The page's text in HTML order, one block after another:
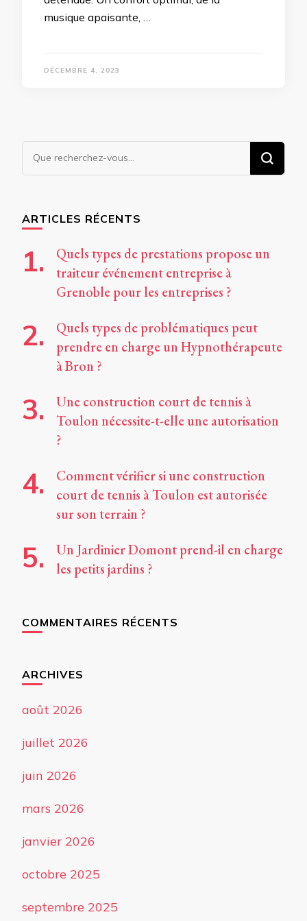
musique apaisante, …
DÉCEMBRE 4, 2023
Vous
recherchiez
ARTICLES RÉCENTS
Quels types de prestations propose un
traiteur événement entreprise à
Grenoble pour les entreprises ?
Quels types de problématiques peut
prendre en charge un Hypnothérapeute
à Bron ?
Une construction court de tennis à
Toulon nécessite-t-elle une autorisation
?
Comment vérifier si une construction
court de tennis à Toulon est autorisée
sur son terrain ?
Un Jardinier Domont prend-il en charge
les petits jardins ?
COMMENTAIRES RÉCENTS
ARCHIVES
août 2026
juillet 2026
juin 2026
mars 2026
janvier 2026
octobre 2025
septembre 2025